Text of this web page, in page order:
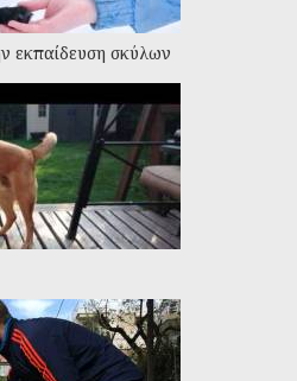
εκπαίδευση σκύλων